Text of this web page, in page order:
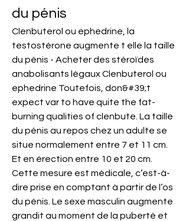
du pénis
Clenbuterol ou ephedrine, la
testostérone augmente t elle la taille
du pénis - Acheter des stéroïdes
anabolisants légaux Clenbuterol ou
ephedrine Toutefois, don&#39;t
expect var to have quite the fat-
burning qualities of clenbute. La taille
du pénis au repos chez un adulte se
situe normalement entre 7 et 11 cm.
Et en érection entre 10 et 20 cm.
Cette mesure est médicale, c’est-à-
dire prise en comptant à partir de l’os
du pénis. Le sexe masculin augmente
grandit au moment de la puberté et